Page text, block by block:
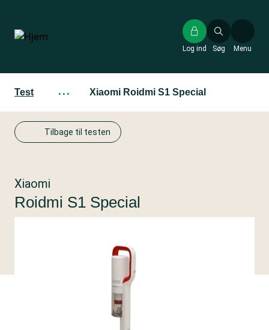
hovedindhold
Søg
Log ind Menu
Test ··· Xiaomi Roidmi S1 Special
Tilbage til testen
Xiaomi
Roidmi S1 Special